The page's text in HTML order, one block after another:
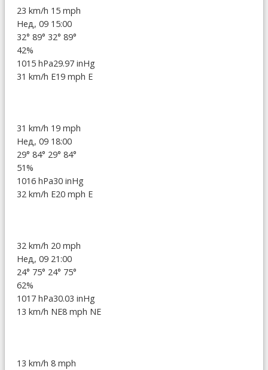
23 km/h 15 mph
Нед, 09 15:00
32° 89° 32° 89°
42%
1015 hPa29.97 inHg
31 km/h E19 mph E
31 km/h 19 mph
Нед, 09 18:00
29° 84° 29° 84°
51%
1016 hPa30 inHg
32 km/h E20 mph E
32 km/h 20 mph
Нед, 09 21:00
24° 75° 24° 75°
62%
1017 hPa30.03 inHg
13 km/h NE8 mph NE
13 km/h 8 mph